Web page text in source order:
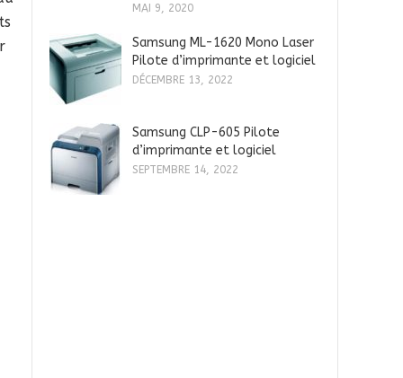
MAI 9, 2020
Samsung ML-1620 Mono Laser
Pilote d’imprimante et logiciel
DÉCEMBRE 13, 2022
Samsung CLP-605 Pilote
d’imprimante et logiciel
SEPTEMBRE 14, 2022